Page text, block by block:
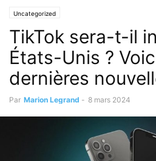
Uncategorized
TikTok sera-t-il
États-Unis ?
dernières
Par Marion Legrand - 8 mars 2024